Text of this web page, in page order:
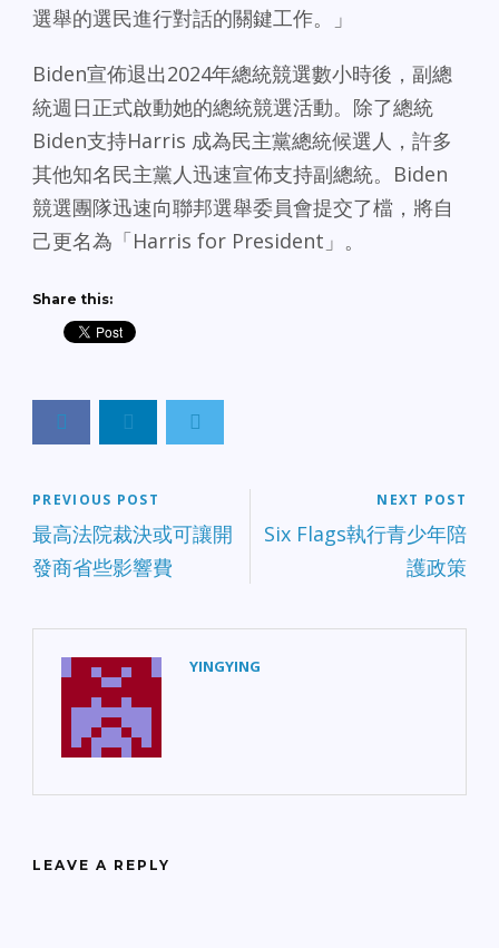
選舉的選民進行對話的關鍵工作。」
Biden宣佈退出2024年總統競選數小時後，副總
統週日正式啟動她的總統競選活動。除了總統
Biden支持Harris 成為民主黨總統候選人，許多
其他知名民主黨人迅速宣佈支持副總統。Biden
競選團隊迅速向聯邦選舉委員會提交了檔，將自
己更名為「Harris for President」。
Share this:
PREVIOUS POST
最高法院裁決或可讓開
發商省些影響費
NEXT POST
Six Flags執行青少年陪
護政策
YINGYING
LEAVE A REPLY